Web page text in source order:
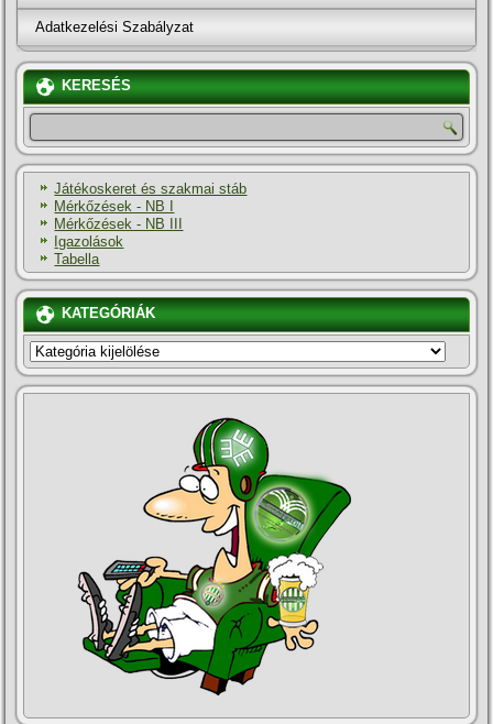
Adatkezelési Szabályzat
KERESÉS
Játékoskeret és szakmai stáb
Mérkőzések - NB I
Mérkőzések - NB III
Igazolások
Tabella
KATEGÓRIÁK
KATEGÓRIÁK